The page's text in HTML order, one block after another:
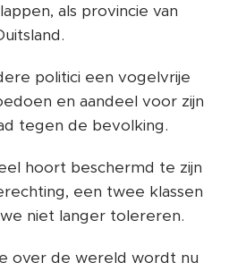
als provincie van
politici een vogelvrije
en aandeel voor zijn
tegen de bevolking.
hoort beschermd te zijn
een twee klassen
niet langer tolereren.
over de wereld wordt nu